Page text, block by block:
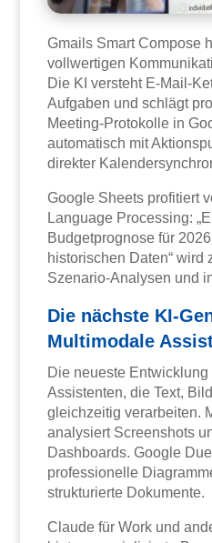
Gmails Smart Compose
vollwertigen
Die KI versteht E-Mail-
Aufgaben und schlägt
Meeting-Protokolle in
automatisch mit
direkter
Google Sheets profitiert
Language Processing:
Budgetprognose für
historischen Daten“
Szenario-Analysen und
Die nächste KI-
Multimodale
Die neueste
Assistenten, die Text,
gleichzeitig verarbeiten.
analysiert Screenshots
Dashboards. Google
professionelle
strukturierte Dokumente.
Claude für Work und